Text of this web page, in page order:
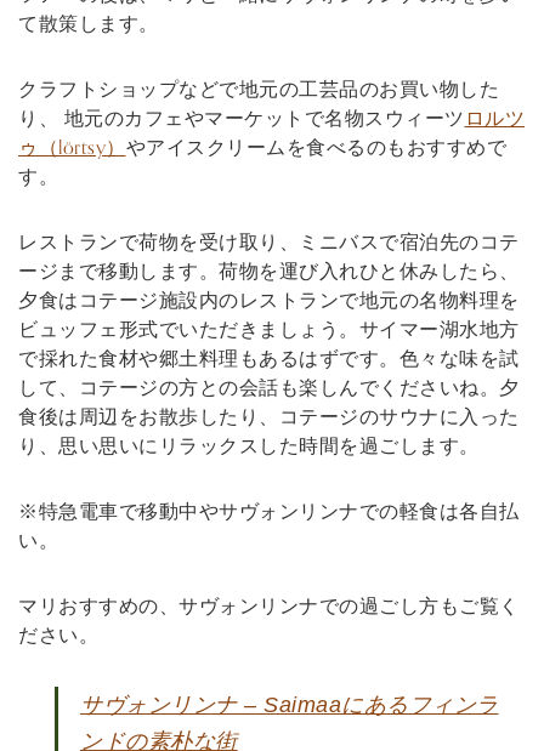
て散策します。
クラフトショップなどで地元の工芸品のお買い物した
り、 地元のカフェやマーケットで名物スウィーツロルツ
ゥ（lörtsy）やアイスクリームを食べるのもおすすめで
す。
レストランで荷物を受け取り、ミニバスで宿泊先のコテ
ージまで移動します。荷物を運び入れひと休みしたら、
夕食はコテージ施設内のレストランで地元の名物料理を
ビュッフェ形式でいただきましょう。サイマー湖水地方
で採れた食材や郷土料理もあるはずです。色々な味を試
して、コテージの方との会話も楽しんでくださいね。夕
食後は周辺をお散歩したり、コテージのサウナに入った
り、思い思いにリラックスした時間を過ごします。
※特急電車で移動中やサヴォンリンナでの軽食は各自払
い。
マリおすすめの、サヴォンリンナでの過ごし方もご覧く
ださい。
サヴォンリンナ – Saimaaにあるフィンラ
ンドの素朴な街